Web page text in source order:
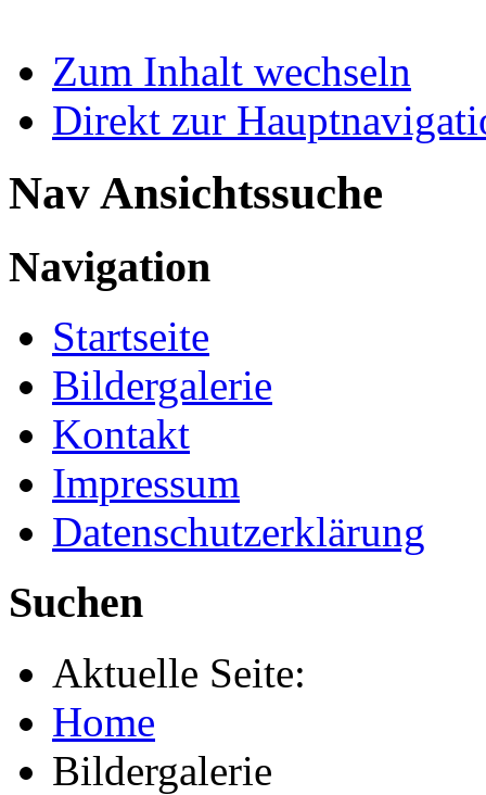
Zum Inhalt wechseln
Direkt zur
Nav Ansichtssuche
Navigation
Startseite
Bildergalerie
Kontakt
Impressum
Datenschutzerklärung
Suchen
Aktuelle Seite:
Home
Bildergalerie